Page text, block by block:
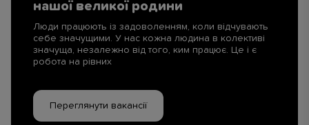
нашої великої родини
Люди працюють із задоволенням, коли відчувають
себе значущими. У нас кожна людина в колективі
значуща, незалежно від того, ким працює. Це і є
робота на рівних
Переглянути вакансії